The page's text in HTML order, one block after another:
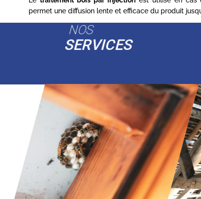
permet une diffusion lente et efficace du produit
NOS
SERVICES